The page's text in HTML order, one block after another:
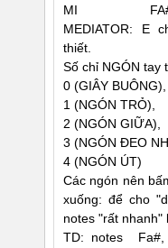
MI
MEDIATOR: E
thiết.
Số chỉ NGÓN tay
0 (GIÂY BUÔNG),
1 (NGÓN TRỎ),
2 (NGÓN GIỮA),
3 (NGÓN ÐEO
4 (NGÓN ÚT)
Các ngón nên
xuống: để cho
notes "rất nhanh"
TD: notes Fa#,